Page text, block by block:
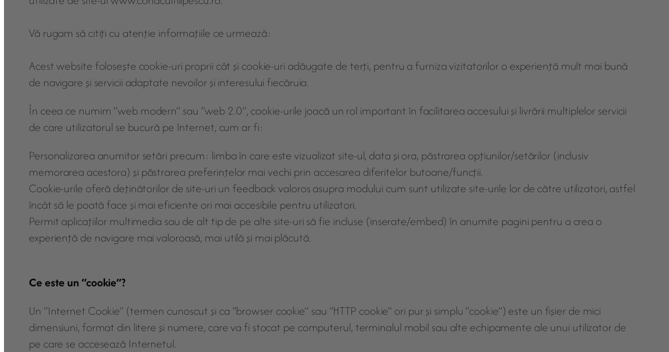
Vă rugam să citiţi cu atenţie informaţiile ce urmează:
Acest website foloseşte cookie-uri proprii cât şi cookie-uri adăugate de terţi, pentru a furniza vizitatorilor o experienţă mult mai bună
de navigare şi servicii adaptate nevoilor şi interesului fiecăruia.
În ceea ce numim “web modern” sau “web 2.0”, cookie-urile joacă un rol important în facilitarea accesului şi livrării multiplelor servicii
de care utilizatorul se bucură pe Internet, cum ar fi:
Personalizarea anumitor setări precum: limba în care este vizualizat site-ul, data şi ora, păstrarea opţiunilor/setărilor (inclusiv
memorarea acestora) şi păstrarea preferinţelor mai vechi prin accesarea diferitelor butoane/funcţii.
Cookie-urile oferă deţinătorilor de site-uri un feedback valoros asupra modului cum sunt utilizate site-urile lor de către utilizatori, astfel
încât să le poată face şi mai eficiente ori mai accesibile pentru utilizatori.
Permit aplicaţiilor multimedia sau de alt tip de pe alte site-uri să fie incluse (inserate/embed) în anumite pagini pentru a crea o
experienţă de navigare mai valoroasă, mai utilă şi mai plăcută.
Ce este un “cookie”?
Un “Internet Cookie” (termen cunoscut şi ca “browser cookie” sau “HTTP cookie” ori pur şi simplu “cookie”) este un fişier de mici
dimensiuni, format din litere şi numere, care va fi stocat pe computerul, terminalul mobil sau alte echipamente ale unui utilizator de
pe care se accesează Internetul.